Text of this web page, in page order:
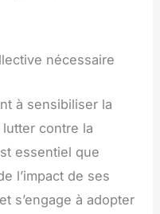
nécessaire
à sensibiliser la
lutter contre la
essentiel que
l’impact de ses
s’engage à adopter